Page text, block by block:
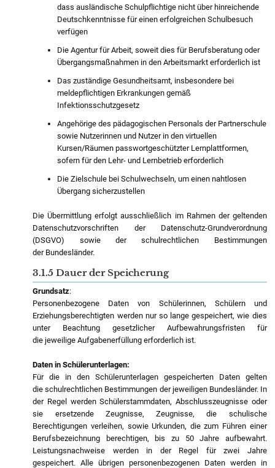
dass ausländische Schulpflichtige nicht über hinreichende
Deutschkenntnisse für einen erfolgreichen Schulbesuch
verfügen
Die Agentur für Arbeit, soweit dies für Berufsberatung oder
Übergangsmaßnahmen in den Arbeitsmarkt erforderlich ist
Das zuständige Gesundheitsamt, insbesondere bei
meldepflichtigen Erkrankungen gemäß
Infektionsschutzgesetz
Angehörige des pädagogischen Personals der Partnerschule
sowie Nutzerinnen und Nutzer in den virtuellen
Kursen/Räumen passwortgeschützter Lernplattformen,
sofern für den Lehr- und Lernbetrieb erforderlich
Die Zielschule bei Schulwechseln, um einen nahtlosen
Übergang sicherzustellen
Die Übermittlung erfolgt ausschließlich im Rahmen der geltenden
Datenschutzvorschriften der Datenschutz-Grundverordnung
(DSGVO) sowie der schulrechtlichen Bestimmungen
der Bundesländer.
3.1.5 Dauer der Speicherung
Grundsatz:
Personenbezogene Daten von Schülerinnen, Schülern und
Erziehungsberechtigten werden nur so lange gespeichert, wie dies
unter Beachtung gesetzlicher Aufbewahrungsfristen für
die jeweilige Aufgabenerfüllung erforderlich ist.
Daten in Schülerunterlagen:
Für die in den Schülerunterlagen gespeicherten Daten gelten
die schulrechtlichen Bestimmungen der jeweiligen Bundesländer. In
der Regel werden Schülerstammdaten, Abschlusszeugnisse oder
sie ersetzende Zeugnisse, Zeugnisse, die schulische
Berechtigungen verleihen, sowie Urkunden, die zum Führen einer
Berufsbezeichnung berechtigen, bis zu 50 Jahre aufbewahrt.
Leistungsnachweise werden in der Regel für zwei Jahre
gespeichert. Alle übrigen personenbezogenen Daten werden in